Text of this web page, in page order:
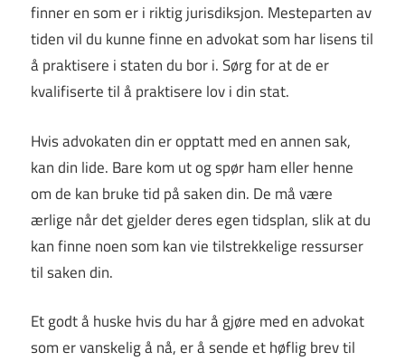
finner en som er i riktig jurisdiksjon. Mesteparten av
tiden vil du kunne finne en advokat som har lisens til
å praktisere i staten du bor i. Sørg for at de er
kvalifiserte til å praktisere lov i din stat.
Hvis advokaten din er opptatt med en annen sak,
kan din lide. Bare kom ut og spør ham eller henne
om de kan bruke tid på saken din. De må være
ærlige når det gjelder deres egen tidsplan, slik at du
kan finne noen som kan vie tilstrekkelige ressurser
til saken din.
Et godt å huske hvis du har å gjøre med en advokat
som er vanskelig å nå, er å sende et høflig brev til